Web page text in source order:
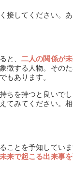
接してください。
と、二人の関係が
徴する人物。その
もあります。
ちを持つと良いで
てみてください。
ことを予知してい
来で起こる出来事